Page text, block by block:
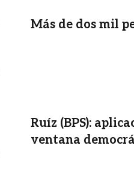
Más de dos mil
Ruíz (BPS):
ventana